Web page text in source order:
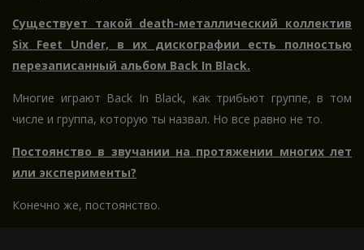
Существует такой death-металлический коллектив
Six Feet Under, в их дискографии есть полностью
перезаписанный альбом Back In Black.
Многие играют Back In Black, как трибьют группе, в том
числе и группа, которую ты назвал. Но все равно не то.
Постоянство в звучании на протяжении многих лет
или эксперименты?
Конечно же, постоянство.